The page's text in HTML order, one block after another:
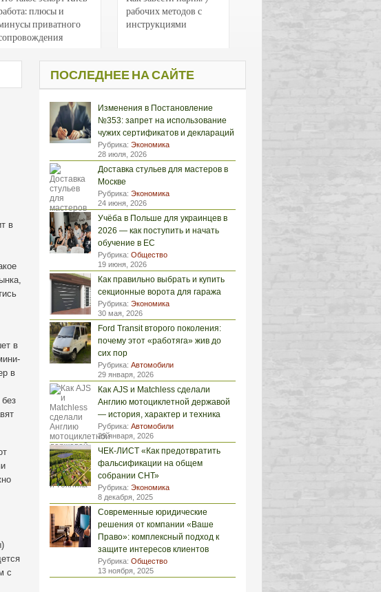
плюсы и
приватного
рабочих методов с
инструкциями
в
в
в
с
ПОСЛЕДНЕЕ НА САЙТЕ
Изменения в Постановление
№353: запрет на использование
чужих сертификатов и деклараций
Рубрика: Экономика
28 июля, 2026
Доставка стульев для мастеров в
Москве
Рубрика: Экономика
24 июня, 2026
Учёба в Польше для украинцев в
2026 — как поступить и начать
обучение в ЕС
Рубрика: Общество
19 июня, 2026
Как правильно выбрать и купить
секционные ворота для гаража
Рубрика: Экономика
30 мая, 2026
Ford Transit второго поколения:
почему этот «работяга» жив до
сих пор
Рубрика: Автомобили
29 января, 2026
Как AJS и Matchless сделали
Англию мотоциклетной державой
— история, характер и техника
Рубрика: Автомобили
29 января, 2026
ЧЕК-ЛИСТ «Как предотвратить
фальсификации на общем
собрании СНТ»
Рубрика: Экономика
8 декабря, 2025
Современные юридические
решения от компании «Ваше
Право»: комплексный подход к
защите интересов клиентов
Рубрика: Общество
13 ноября, 2025